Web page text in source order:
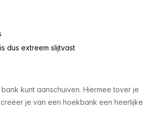
dus extreem slijtvast
kunt aanschuiven. Hiermee tover je
je van een hoekbank een heerlijke